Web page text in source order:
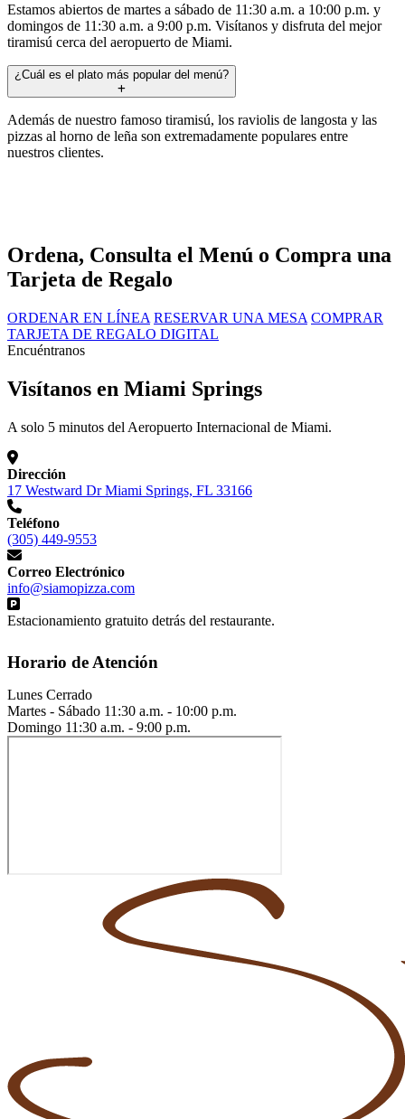
Estamos abiertos de martes a sábado de 11:30 a.m. a 10:00 p.m. y
domingos de 11:30 a.m. a 9:00 p.m. Visítanos y disfruta del mejor
tiramisú cerca del aeropuerto de Miami.
¿Cuál es el plato más popular del menú?
Además de nuestro famoso tiramisú, los raviolis de langosta y las
pizzas al horno de leña son extremadamente populares entre
nuestros clientes.
Ordena, Consulta el Menú o Compra una
Tarjeta de Regalo
ORDENAR EN LÍNEA RESERVAR UNA MESA COMPRAR
TARJETA DE REGALO DIGITAL
Encuéntranos
Visítanos en Miami Springs
A solo 5 minutos del Aeropuerto Internacional de Miami.
Dirección
17 Westward Dr Miami Springs, FL 33166
Teléfono
(305) 449-9553
Correo Electrónico
info@siamopizza.com
Estacionamiento gratuito detrás del restaurante.
Horario de Atención
Lunes Cerrado
Martes - Sábado 11:30 a.m. - 10:00 p.m.
Domingo 11:30 a.m. - 9:00 p.m.